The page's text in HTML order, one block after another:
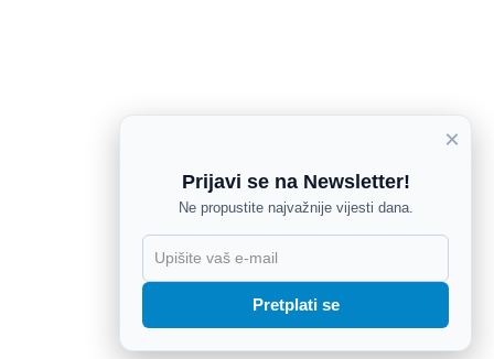
×
Prijavi se na Newsletter!
Ne propustite najvažnije vijesti dana.
Pretplati se